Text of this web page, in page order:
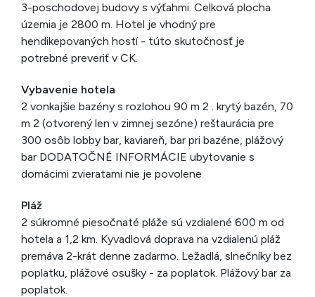
3-poschodovej budovy s výťahmi. Celková plocha
územia je 2800 m. Hotel je vhodný pre
hendikepovaných hostí - túto skutočnosť je
potrebné preveriť v CK.
Vybavenie hotela
2 vonkajšie bazény s rozlohou 90 m 2 . krytý bazén, 70
m 2 (otvorený len v zimnej sezóne) reštaurácia pre
300 osôb lobby bar, kaviareň, bar pri bazéne, plážový
bar DODATOČNÉ INFORMÁCIE ubytovanie s
domácimi zvieratami nie je povolene
Pláž
2 súkromné piesočnaté pláže sú vzdialené 600 m od
hotela a 1,2 km. Kyvadlová doprava na vzdialenú pláž
premáva 2-krát denne zadarmo. Ležadlá, slnečníky bez
poplatku, plážové osušky - za poplatok. Plážový bar za
poplatok.